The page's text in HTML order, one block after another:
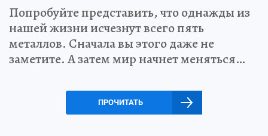
Попробуйте представить, что однажды из
нашей жизни исчезнут всего пять
металлов. Сначала вы этого даже не
заметите. А затем мир начнет меняться…
ПРОЧИТАТЬ